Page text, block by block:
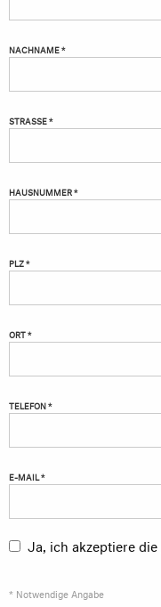
NACHNAME *
STRASSE *
HAUSNUMMER *
PLZ *
ORT *
TELEFON *
E-MAIL *
Ja, ich akzeptiere die
* Notwendige Angabe